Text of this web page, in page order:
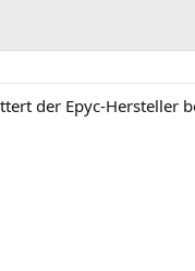
der Epyc-Hersteller